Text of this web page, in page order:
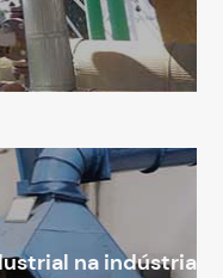
na indústria